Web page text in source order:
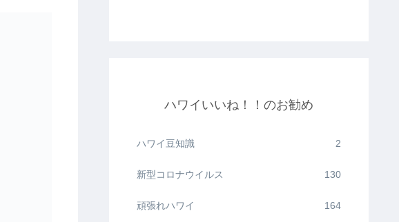
ハワイいいね！！のお勧め
ハワイ豆知識 2
新型コロナウイルス 130
頑張れハワイ 164